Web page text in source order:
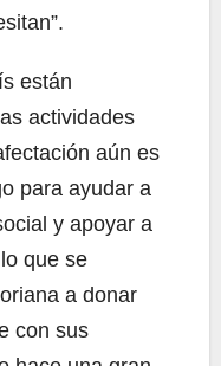
están
actividades
aún es
para ayudar a
y apoyar a
que se
a donar
con sus